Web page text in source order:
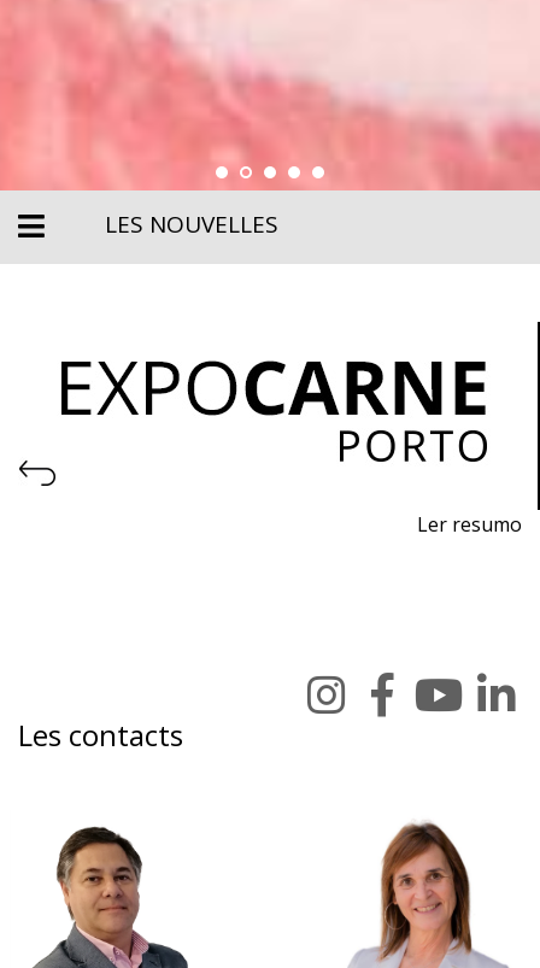
LES NOUVELLES
Ler resumo
Du mercredi au vendredi, de 10h à 19h
Les contacts